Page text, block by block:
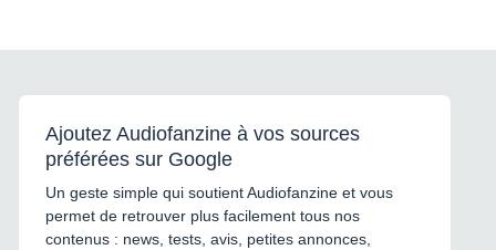
Ajoutez Audiofanzine à vos sources
préférées sur Google
Un geste simple qui soutient Audiofanzine et vous
permet de retrouver plus facilement tous nos
contenus : news, tests, avis, petites annonces,